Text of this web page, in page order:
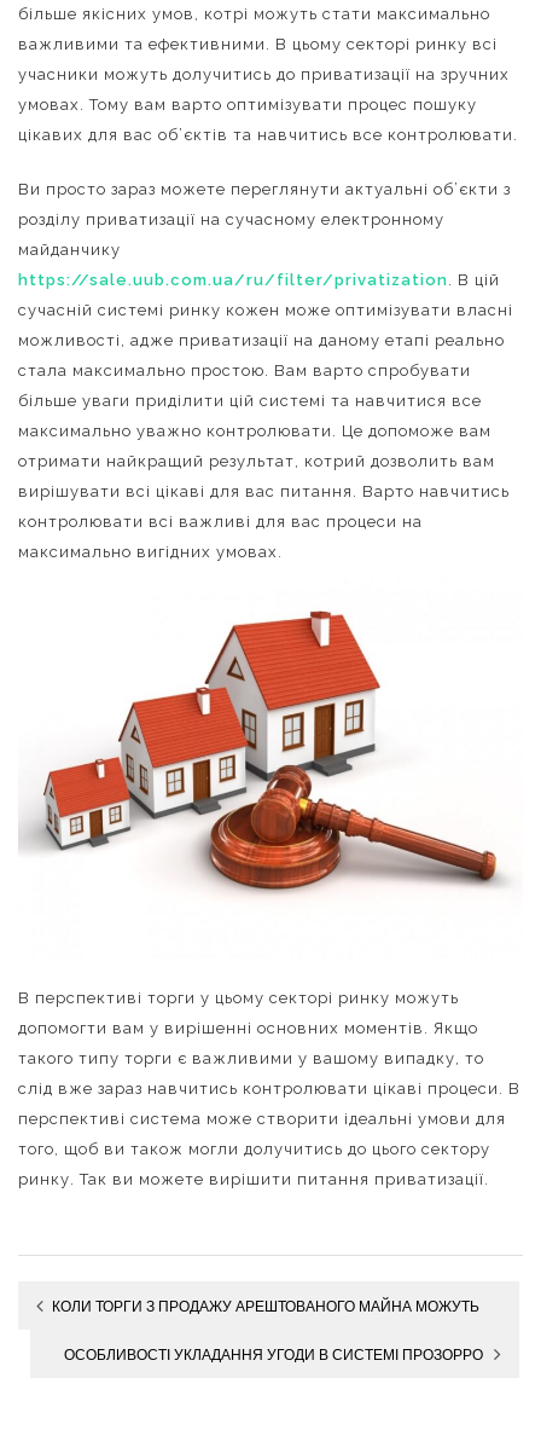
більше якісних умов, котрі можуть стати максимально
важливими та ефективними. В цьому секторі ринку всі
учасники можуть долучитись до приватизації на зручних
умовах. Тому вам варто оптимізувати процес пошуку
цікавих для вас об’єктів та навчитись все контролювати.
Ви просто зараз можете переглянути актуальні об’єкти з
розділу приватизації на сучасному електронному
майданчику
https://sale.uub.com.ua/ru/filter/privatization. В цій
сучасній системі ринку кожен може оптимізувати власні
можливості, адже приватизації на даному етапі реально
стала максимально простою. Вам варто спробувати
більше уваги приділити цій системі та навчитися все
максимально уважно контролювати. Це допоможе вам
отримати найкращий результат, котрий дозволить вам
вирішувати всі цікаві для вас питання. Варто навчитись
контролювати всі важливі для вас процеси на
максимально вигідних умовах.
В перспективі торги у цьому секторі ринку можуть
допомогти вам у вирішенні основних моментів. Якщо
такого типу торги є важливими у вашому випадку, то
слід вже зараз навчитись контролювати цікаві процеси. В
перспективі система може створити ідеальні умови для
того, щоб ви також могли долучитись до цього сектору
ринку. Так ви можете вирішити питання приватизації.
Навигация
КОЛИ ТОРГИ З ПРОДАЖУ АРЕШТОВАНОГО МАЙНА МОЖУТЬ
ЗУПИНИТИСЯ
ОСОБЛИВОСТІ УКЛАДАННЯ УГОДИ В СИСТЕМІ ПРОЗОРРО